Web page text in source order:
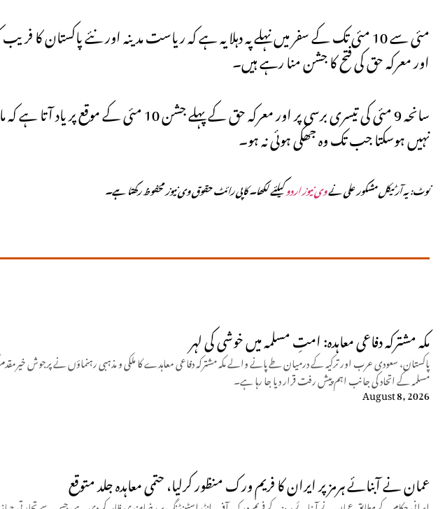
اور معرکہ حق کی فتح کا جشن منا رہے ہیں۔
سانحہ 9 مئی کی تیسری برسی پر اور معرکہ حق کے
نہیں ہوسکتا جب تک وہ جھکی ہوئی نہ ہو۔
نوٹ: یہ آرٹیکل مشکور علی نےوی نیوز اردوکیلئے لکھا۔ کاپی رائٹ حقوق وی نیوز محفوظ رکھتا ہے۔
مکہ مشترکہ دفاعی معاہدہ: امتِ مسلمہ میں خوشی کی لہر
پاکستان، سعودی عرب اور ترکیہ کے درمیان طے پانے والے مکہ مشترکہ دفاعی معاہدے کا ملکی و مذہبی رہنماؤں نے پرجوش
مسلمہ کے اتحاد کی جانب اہم پیش رفت قرار دیا جا رہا ہے۔
August 8, 2026
عمان نے آبنائے ہرمز پر ایران کا فریم ورک منظور کرلیا، حتمی معاہدہ جلد متوقع